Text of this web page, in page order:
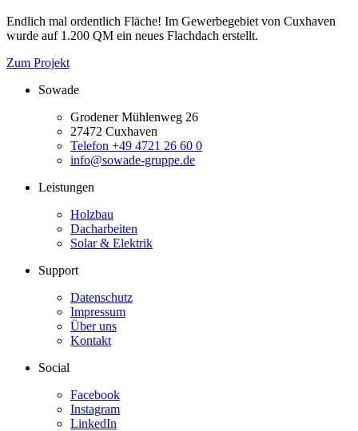
Endlich mal ordentlich Fläche! Im Gewerbegebiet von Cuxhaven
wurde auf 1.200 QM ein neues Flachdach erstellt.
Zum Projekt
Sowade
Grodener Mühlenweg 26
27472 Cuxhaven
Telefon +49 4721 26 60 0
info@sowade-gruppe.de
Leistungen
Holzbau
Dacharbeiten
Solar & Elektrik
Support
Datenschutz
Impressum
Über uns
Kontakt
Social
Facebook
Instagram
LinkedIn